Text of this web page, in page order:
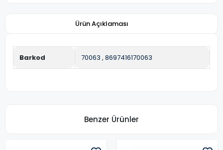
Ürün Açıklaması
Barkod 70063 , 8697416170063
Benzer Ürünler